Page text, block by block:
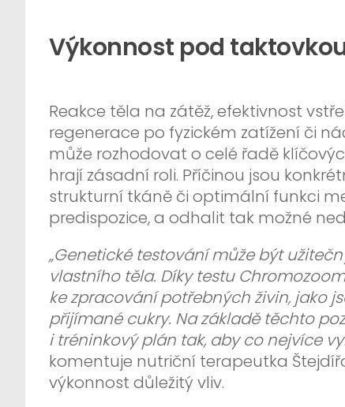
Výkonnost pod
Reakce těla na zátěž, efektivnost
regenerace po fyzickém zatížení či
může rozhodovat o celé řadě
hrají zásadní roli. Příčinou jsou
strukturní tkáně či optimální funkci
predispozice, a odhalit tak možné
„Genetické testování může být
vlastního těla. Díky testu
ke zpracování potřebných živin, jako
přijímané cukry. Na základě těchto
i tréninkový plán tak, aby co nejvíce
komentuje nutriční terapeutka
výkonnost důležitý vliv.